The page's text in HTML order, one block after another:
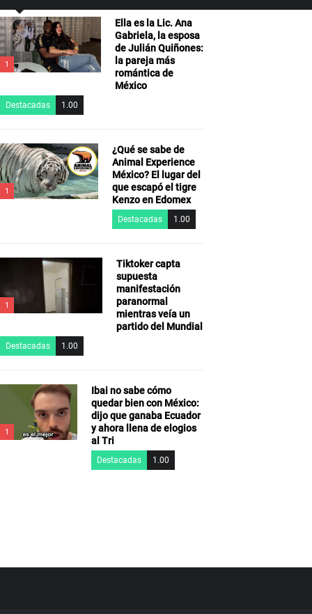
1
Ella es la Lic. Ana
Gabriela, la esposa
de Julián Quiñones:
la pareja más
romántica de
México
Destacadas 1.00
1
¿Qué se sabe de
Animal Experience
México? El lugar del
que escapó el tigre
Kenzo en Edomex
Destacadas 1.00
1
Tiktoker capta
supuesta
manifestación
paranormal
mientras veía un
partido del Mundial
Destacadas 1.00
1
Ibai no sabe cómo
quedar bien con México:
dijo que ganaba Ecuador
y ahora llena de elogios
al Tri
Destacadas 1.00